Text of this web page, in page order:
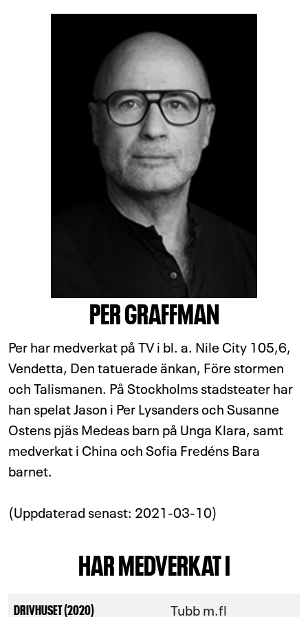
PER GRAFFMAN
Per har medverkat på TV i bl. a. Nile City 105,6,
Vendetta, Den tatuerade änkan, Före stormen
och Talismanen. På Stockholms stadsteater har
han spelat Jason i Per Lysanders och Susanne
Ostens pjäs Medeas barn på Unga Klara, samt
medverkat i China och Sofia Fredéns Bara
barnet.
(Uppdaterad senast: 2021-03-10)
HAR MEDVERKAT I
DRIVHUSET (2020) Tubb m.fl